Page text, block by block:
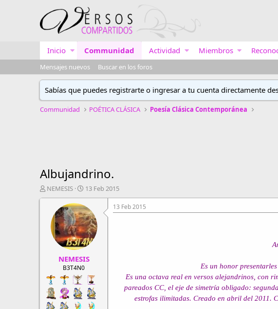
Inicio Communidad Actividad Miembros
Mensajes nuevos Buscar en los foros
Sabías que puedes registrarte o ingresar a tu cuenta directamente
Communidad POÉTICA CLÁSICA Poesía Clásica Contemporánea
Albujandrino.
A
u
o
NEMESIS
F
e
c
h
a
d
e
i
n
o
13 Feb 2015
NEMESIS
B3T4N0
13 Feb 2015
Es un honor
Es una octava real en versos alejandrinos, con
pareados CC, el eje de simetría obligado:
estrofas ilimitadas. Creado en abril del 2011.